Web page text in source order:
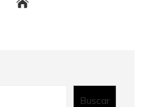
Buscar